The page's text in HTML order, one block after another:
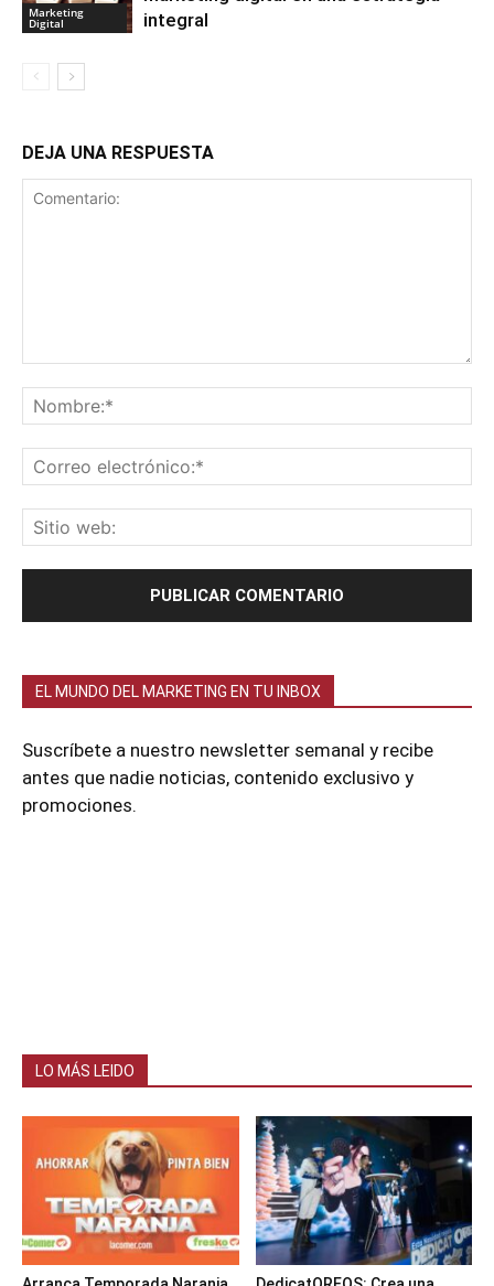
Marketing
Digital
integral
DEJA UNA RESPUESTA
EL MUNDO DEL MARKETING EN TU INBOX
Suscríbete a nuestro newsletter semanal y recibe
antes que nadie noticias, contenido exclusivo y
promociones.
LO MÁS LEIDO